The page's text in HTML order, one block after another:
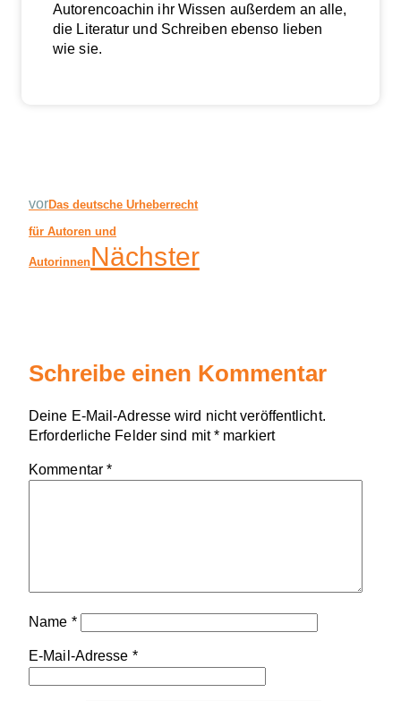
Autorencoachin ihr Wissen außerdem an alle,
die Literatur und Schreiben ebenso lieben
wie sie.
vorDas deutsche Urheberrecht
für Autoren und
AutorinnenNächster
Schreibe einen Kommentar
Deine E-Mail-Adresse wird nicht veröffentlicht.
Erforderliche Felder sind mit* markiert
Kommentar *
Name *
E-Mail-Adresse *